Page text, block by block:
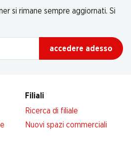
si rimane sempre aggiornati. Si
accedere adesso
Filiali
Ricerca di filiale
Nuovi spazi commerciali